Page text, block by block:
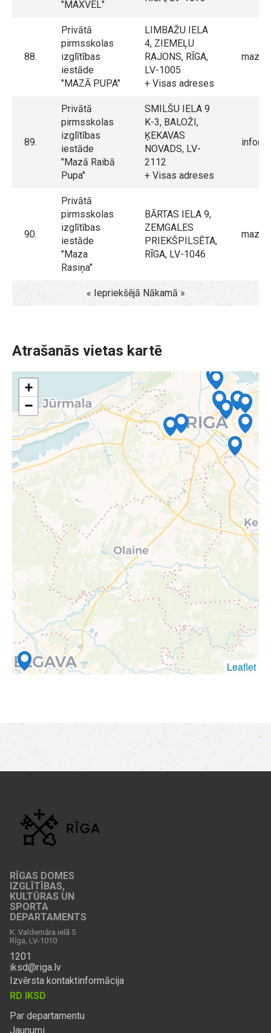
"MAXVEL"
88.
Privātā
pirmsskolas
izglītības
iestāde
"MAZĀ PUPA"
LIMBAŽU IELA
4, ZIEMEĻU
RAJONS, RĪGA,
LV-1005
+ Visas adreses
maza-
89.
Privātā
pirmsskolas
izglītības
iestāde
"Mazā Raibā
Pupa"
SMILŠU IELA 9
K-3, BALOŽI,
ĶEKAVAS
NOVADS, LV-
2112
+ Visas adreses
90.
Privātā
pirmsskolas
izglītības
iestāde
"Maza
Rasiņa"
BĀRTAS IELA 9,
ZEMGALES
PRIEKŠPILSĒTA,
RĪGA, LV-1046
« Iepriekšējā Nākamā »
Atrašanās vietas kartē
+
−
Leaflet
RĪGAS DOMES
IZGLĪTĪBAS,
KULTŪRAS UN
SPORTA
DEPARTAMENTS
K. Valdemāra ielā 5
Rīga, LV-1010
1201
iksd@riga.lv
Izvērsta kontaktinformācija
RD IKSD
Par departamentu
Jaunumi